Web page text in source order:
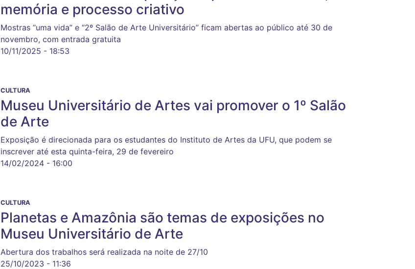
memória e processo criativo
Mostras “uma vida” e “2º Salão de Arte Universitário” ficam abertas ao público até 30 de
novembro, com entrada gratuita
10/11/2025 - 18:53
CULTURA
Museu Universitário de Artes vai promover o 1º Salão
de Arte
Exposição é direcionada para os estudantes do Instituto de Artes da UFU, que podem se
inscrever até esta quinta-feira, 29 de fevereiro
14/02/2024 - 16:00
CULTURA
Planetas e Amazônia são temas de exposições no
Museu Universitário de Arte
Abertura dos trabalhos será realizada na noite de 27/10
25/10/2023 - 11:36